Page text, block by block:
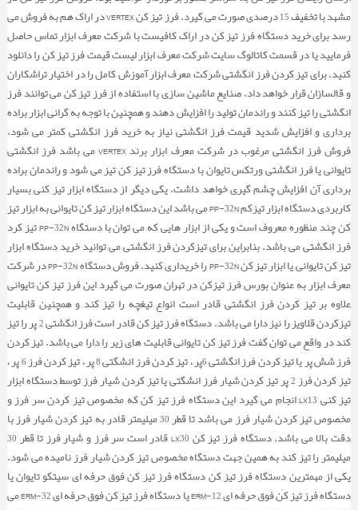
پین گیج
گیج زاویه دار
گیج بلوک سرامیکی
مرکز یاب VERTEX
خط کش گرانیت »
خط کش گرانیت VERTEX
ساعت شیطونکی »
ساعت شیطانکی
انواع کولیس »
کولیس ورنیه
کولیس ساعتی
کولیس دیجیتال
کولیس فک بلند
کولیس پایه دار
کولیس یک متری
کولیس عمق سنج
کولیس شیار داخل
کولیس شیار خارج
کولیس چرخ دنده
انواع میکرومتر »
میکرومتر خارجی
میکرومتر دیجیتال
میکرومتر داخل سنج
میکرومتر پیچ
میکرومتر فک جناقی
میکرومتر حدی
میکرومتر فک سر کروی
میکرومتر فک پهن
میکرومتر فک بشقابی
میکرومتر داخلی دو فک
ساعت اندیکاتور »
ساعت اندازه گیری
زاویه سنج »
زاویه سنج دیجیتال
سختی سنج »
سختی سنج میتوتویو
سنبه نشان »
سنبه نشان VERTEX
گونیا مویی »
گونیا مویی VERTEX
انواع پایه ساعت های اندیکاتور »
پایه ساعت مگنتی
صفحه صافی گرانیت
خط کش صنعتی »
خط کش سینوسی
پخ زن سوراخ
پخ زن ورق
پخ زن میلگرد
پخ زن لوله مسی
پخ زن دست دوم
گیوتین اتومات
دستگاه پرس »
دستگاه پرس هیدرولیک
دستگاه پرس دستی
دستگاه ابزارتیزکن »
دستگاه مته تیز کن
دستگاه فرز تیز کن
ابزار تیزکن یونیورسال
دستگاه قلاویز تیزکن
گردبر تیز کن
اره تیزکن
قلاویز زن »
دستگاه قلاویز زن بادی
دستگاه قلاویز زن برقی
قلاویز زن اتومات
قلاویز زن دستگاه فرز
دستگاه قلاویز زن کلاچ دار
دستگاه فرز »
دستگاه مخصوص تولید قلاویز
دستگاه مخصوص سنگ زنی داخلی
دستگاه مخصوص سنگ زنی استوانه ای
دستگاه مخصوص تولید الماسه
دستگاه فرزCNC
ماشین فرز سی ان سی
دستگاه فرز منوال
دستگاه تراش »
دستگاه تراش منوال
قلاویز هلی کویل
انواع برقو »
برقو ماشینی
قلاویز »
قلاویز ماشینی
قلاویز دستی
قلاویز مارپیچ
قلاویز ماشینی دنده ریز
قلاویز اینچی
قلاویز لوله VOLKEL
مگنت سینوسی
مگنت مکانیکی
مگنت گرد
مگنت برقی
ترانس مگنت
وی بلوک مگنتی
براده جمع کن
مگنت جرثقیلی
دی مگ نت ها
کلمپ مگنت دار
انواع گیره »
گیره هیدرولیک
گیره سینوسی
گیره دقیق
گیره مکانیکی
گیره های دو فک
گیره های قدرتی
NC گیره دقیق
گیره صفحه تراش
گیره دریل
گیره های آزاد
گیره هیدرولیک ورتکس
گیره سنگ خورده
سنگ خورده
متعلقات صفحه گردان
صفحه گردان عمودی/افقی
صفحه گردان سینوسی
صفحه تقسیم »
صفحه تقسیم گردان
صفحه تقسیم تخت
روبند قالب »
کیت روبند قالب
بغل بند
زیرکاری »
کیت زیر کاری
میز صلیبی »
میز صلیبی فرز
گونیا »
گونیا دقیق ورتکس
میز گونیا ورتکس
عمودی به افقی »
انگل هدلامپ ها »
LEDچراغ
چراغ ذره بین دار
چراغ هالوژن
چراغ مگنت دار
پمپ روغن »
پمپ روغن دستگاه فرز
کلت و فشنگی »
کلت مته گیر
Cفشنگی سری
بیبی کلت
ست کلت و فشنگی
هد بورینگ »
هد بورینگ اتومات
انواع شیلنگ های آب صابون »
شیلنگ آب صابون
دستگاه مرغک »
مرغک گردان
مرغک ثابت
مرغک محور چهارم
سه نظام »
سه نظام اتومات
آچار سه نظام
سه نظام آچار خور
سه نظام مینیاتوری
سه نظام دست دوم
سه نظام هیدرولیک
سه نظام فک آلنی
سه نظام دور بالا
سه نظام دستگاه تراش
چهار نظام »
چهار نظام منظم
چهار نظام نامنظم
چهار نظام دست دوم
چهار نظام فک آلنی
کلت تراشکاری »
کولت دستگاه تراشسنگ زن روی سوپرت »
دستگاه سنگ زنیابزار براده برداری »
اینسرت تراشکاری
مته
هلدر تراشکاری
هلدر روتراشی
هلدر داخل تراشی
الماس تراشکاری
کف تراش
فرز انگشتی
انگشتی الماس خور
CBN الماس »
RNMN الماس
RCGX الماس
RNGN الماس
RCMT الماس
میز تراشکاری »
ابزار دستی
مشهد با تخفیف 15 درصدی صورت می گیرد. فرز تیز کن VERTEX در اراک هم به فروش می
رسد برای خرید دستگاه فرز تیز کن در اراک کافیست با شرکت معرف ابزار تماس حاصل
فرمایید یا در قسمت کاتالوگ سایت شرکت معرف ابزار لیست قیمت فرز تیز کن را دانلود
کنید. برای تیز کردن فرز انگشتی شرکت معرف ابزار آموزش کامل را در اختیار تراشکاران
و قالسازان قرار خواهد داد. صنایع ماشین سازی با استفاده از فرز تیز کن می توانند فرز
انگشتی را تیز کنند و راندمان تولید را افزایش دهند و همچنین با توجه به گرانی ابزار براده
برداری و افزایش شدید قیمت فرز انگشتی نیاز به خرید فرز انگشتی کمتر می شود.
فروش فرز انگشتی مرغوب در شرکت معرف ابزار برند VERTEX می باشد فرز انگشتی
تایوانی یا فرز انگشتی ورتکس تایوان با دستگاه فرز تیز کن تیز می شود و راندمان براده
برداری آن افزایش چشم گیری خواهد داشت. یکی دیگر از دستگاه ابزار تیز کنی بسیار
کاربردی دستگاه ابزار تیزکم PP-32N می باشد این دستگاه ابزار تیز کن تایوانی به ابزار تیز
کن چند منظوره معروف است و یکی از ابزار هایی که می توان با دستگاه PP-32N تیز کرد
فرز انگشتی می باشد. بنابراین برای تیزکردن فرز انگشتی می توانید خرید دستگاه ابزار
تیز کن تایوانی یا ابزار تیز کن PP-32N را خریداری کنید. فروش دستگاه PP-32N در شرکت
معرف ابزار به عنوان بورس فرز تیزکن در تهران صورت می گیرد این فرز تیز کن تایوانی
علاوه بر تیز کردن فرز انگشتی قادر است انواع تیغچه را تیز کند و همچنین قابلیت
تیزکردن قلاویز را نیز دارا می باشد. دستگاه فرز تیز کن قادر است فرز انگشتی 2 پر را تیز
کند در واقع می توان گفت فرز تیز کن تایوانی قابلیت های زیر را دارا می باشد. تیز کردن
فرز شش پر یا تیز کردن فرز انگشتی 6پر ، تیز کردن فرز انشگتی 8 پر ، تیز کردن فرز 6 پر ،
تیز کردن فرز 2 پر تیز کردن شیار فرز انشگتی یا تیز کردن شیار فرز توسط دستگاه ابزار
تیز کنی LX13 انجام می گیرد این دستگاه فرز تیز کن که مخصوص تیز کردن سر فرز و
مخصوص تیز کردن شیار فرز می باشد تا قطر 30 میلیمتر قادر به تیز کردن شیار فرز با
دقت بالا می باشد. دستگاه فرز تیز کن LX30 قادر است سر فرز و شیار فرز تا قطر 30
میلیمتر را تیز کند به همین جهت دستگاه مخصوص تیز کردن شیار فرز نامیده می شود.
یکی از مهمترین دستگاه فرز تیز کن دستگاه فرز تیز کن فوق حرفه ای سیتکو تایوان یا
دستگاه فرز تیز کن فوق حرفه ای ERM-12 یا دستگاه فرز تیز کن فوق حرفه ای ERM-32 می